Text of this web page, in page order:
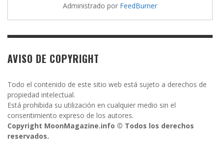
Administrado por FeedBurner
AVISO DE COPYRIGHT
Todo el contenido de este sitio web está sujeto a derechos de
propiedad intelectual.
Está prohibida su utilización en cualquier medio sin el
consentimiento expreso de los autores.
Copyright MoonMagazine.info © Todos los derechos
reservados.